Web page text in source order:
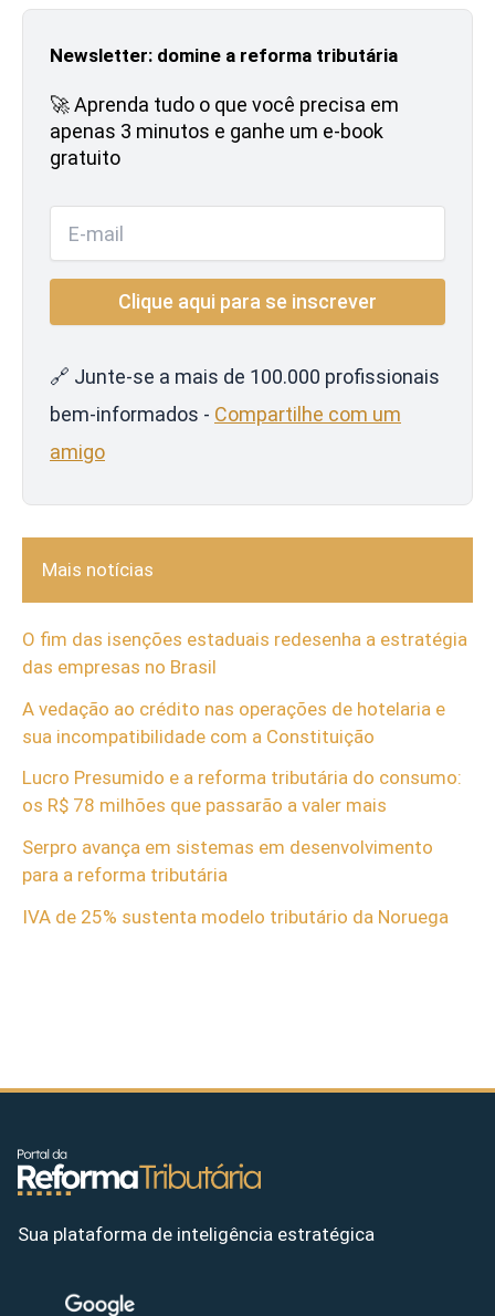
Newsletter: domine a reforma tributária
🚀 Aprenda tudo o que você precisa em
apenas 3 minutos e ganhe um e-book
gratuito
🔗 Junte-se a mais de 100.000 profissionais
bem-informados - Compartilhe com um
amigo
Mais notícias
O fim das isenções estaduais redesenha a estratégia
das empresas no Brasil
A vedação ao crédito nas operações de hotelaria e
sua incompatibilidade com a Constituição
Lucro Presumido e a reforma tributária do consumo:
os R$ 78 milhões que passarão a valer mais
Serpro avança em sistemas em desenvolvimento
para a reforma tributária
IVA de 25% sustenta modelo tributário da Noruega
Sua plataforma de inteligência estratégica